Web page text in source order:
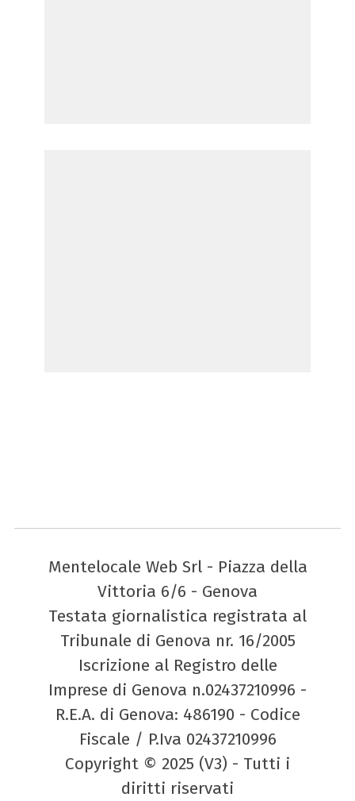
Mentelocale Web Srl - Piazza della
Vittoria 6/6 - Genova
Testata giornalistica registrata al
Tribunale di Genova nr. 16/2005
Iscrizione al Registro delle
Imprese di Genova n.02437210996 -
R.E.A. di Genova: 486190 - Codice
Fiscale / P.Iva 02437210996
Copyright © 2025 (V3) - Tutti i
diritti riservati